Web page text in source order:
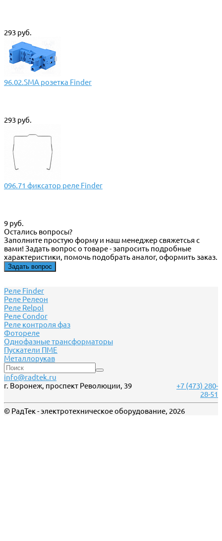
293 руб.
96.02.SMA розетка Finder
293 руб.
096.71 фиксатор реле Finder
9 руб.
Остались вопросы?
Заполните простую форму и наш менеджер свяжетсья с
вами! Задать вопрос о товаре - запросить подробные
характеристики, помочь подобрать аналог, оформить заказ.
Задать вопрос
Реле Finder
Реле Релеон
Реле Relpol
Реле Сondor
Реле контроля фаз
Фотореле
Однофазные трансформаторы
Пускатели ПМЕ
Металлорукав
info@radtek.ru
г. Воронеж, проспект Революции, 39
+7 (473) 280-
28-51
© РадТек - электротехническое оборудование, 2026